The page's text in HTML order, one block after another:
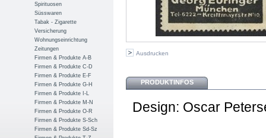
Spirituosen
Süsswaren
Tabak - Zigarette
Versicherung
Wohnungseinrichtung
Zeitungen
Firmen & Produkte A-B
Firmen & Produkte C-D
Firmen & Produkte E-F
Firmen & Produkte G-H
Firmen & Produkte I-L
Firmen & Produkte M-N
Firmen & Produkte O-R
Firmen & Produkte S-Sch
Firmen & Produkte Sd-Sz
Ausdrucken
PRODUKTINFOS
Design: Oscar